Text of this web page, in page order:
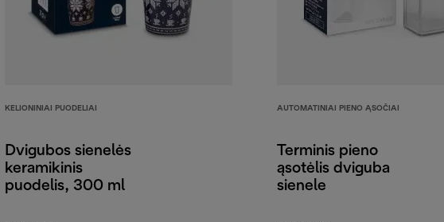
KELIONINIAI PUODELIAI
Dvigubos sienelės
keramikinis
puodelis, 300 ml
AUTOMATINIAI PIENO ĄSOČIAI
Terminis pieno
ąsotėlis dviguba
sienele